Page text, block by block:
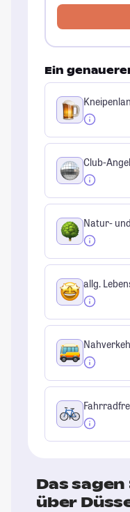
Ein
Club-
Natur-
allg.
Das
über